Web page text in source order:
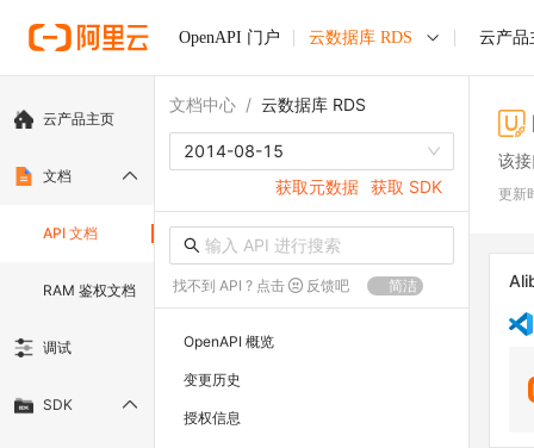
OpenAPI 门户 云数据库 RDS 云产品
云产品主页
文档
API 文档
RAM 鉴权文档
调试
SDK
文档中心 / 云数据库 RDS
2014-08-15
获取元数据 获取 SDK
找不到 API ? 点击 反馈吧 简洁
OpenAPI 概览
变更历史
授权信息
该
更新